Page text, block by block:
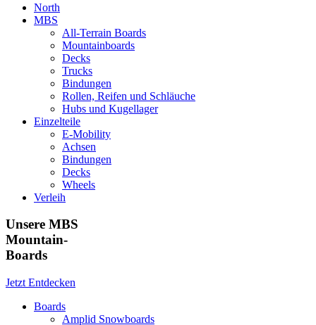
North
MBS
All-Terrain Boards
Mountainboards
Decks
Trucks
Bindungen
Rollen, Reifen und Schläuche
Hubs und Kugellager
Einzelteile
E-Mobility
Achsen
Bindungen
Decks
Wheels
Verleih
Unsere MBS
Mountain-
Boards
Jetzt Entdecken
Boards
Amplid Snowboards